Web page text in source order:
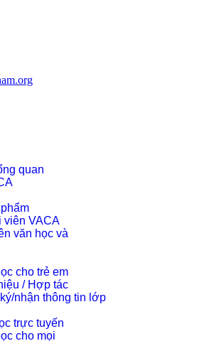
quan
viên VACA
văn học và
cho trẻ em
/ Hợp tác
nhận thông tin lớp
trực tuyến
cho mọi